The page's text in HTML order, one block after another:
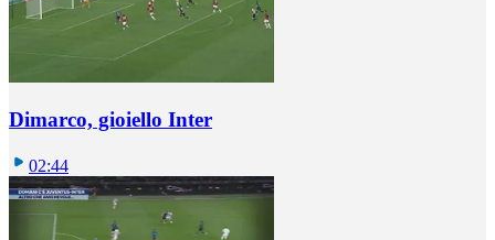
Dimarco, gioiello Inter
02:44